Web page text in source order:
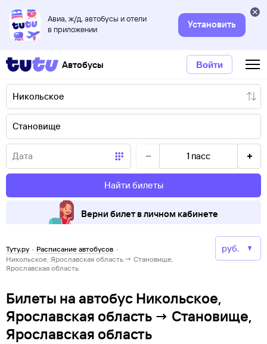
Авиа, ж/д, автобусы и отели
в приложении
Установить
Автобусы Войти
1 пасс
Найти билеты
Верни билет в личном кабинете
Туту.ру · Расписание автобусов ·
Никольское, Ярославская область → Становище,
Ярославская область
Билеты на автобус Никольское,
Ярославская область → Становище,
Ярославская область